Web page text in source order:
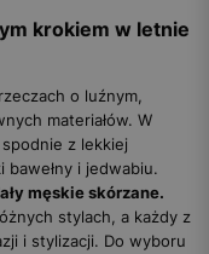
krokiem w letnie
o luźnym,
materiałów. W
z lekkiej
bawełny i jedwabiu.
męskie skórzane.
stylach, a każdy z
i stylizacji. Do wyboru